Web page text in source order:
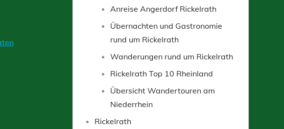
Anreise Angerdorf Rickelrath
Übernachten und Gastronomie
rund um Rickelrath
Wanderungen rund um Rickelrath
Rickelrath Top 10 Rheinland
Übersicht Wandertouren am
Niederrhein
Rickelrath